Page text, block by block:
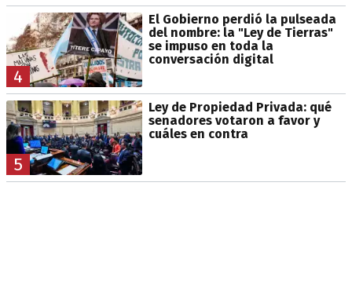
4
El Gobierno perdió la pulseada
del nombre: la "Ley de Tierras"
se impuso en toda la
conversación digital
5
Ley de Propiedad Privada: qué
senadores votaron a favor y
cuáles en contra